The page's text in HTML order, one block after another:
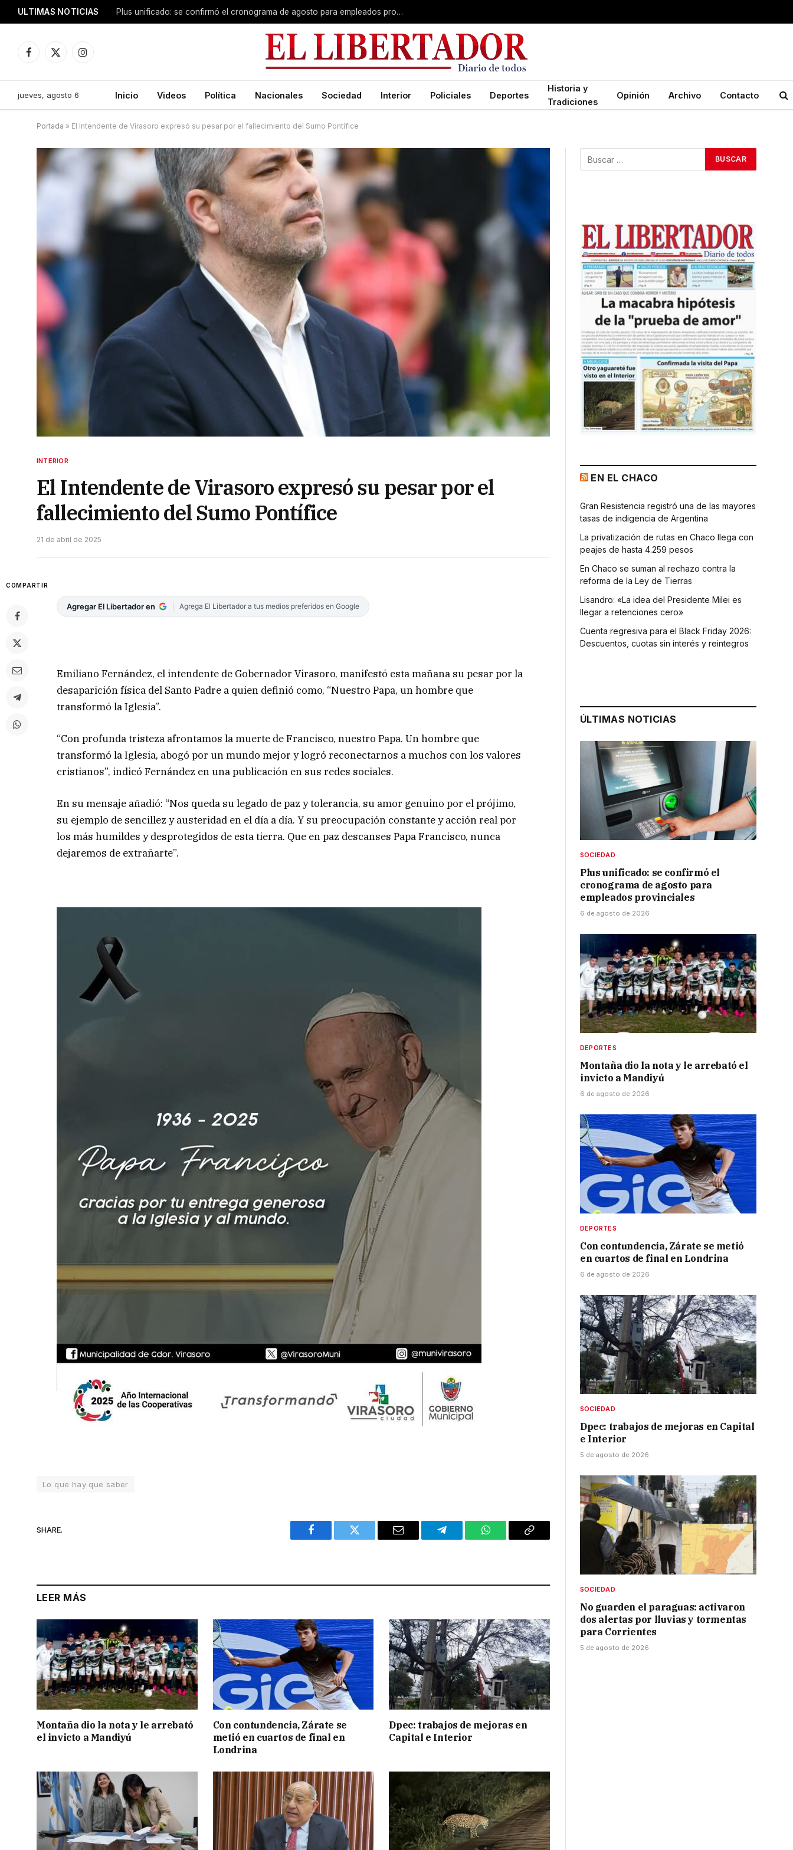
ULTIMAS NOTICIAS Plus unificado: se confirmó el cronograma de agosto para empleados provinciales
Facebook
X
Instagram
jueves, agosto 6 Inicio Videos Política Nacionales Sociedad Interior Policiales Deportes
Historia y
Tradiciones
Opinión Archivo Contacto
Portada » El Intendente de Virasoro expresó su pesar por el fallecimiento del Sumo Pontífice
INTERIOR
El Intendente de Virasoro expresó su pesar por el
fallecimiento del Sumo Pontífice
21 de abril de 2025
COMPARTIR
Agregar El Libertador en Agrega El Libertador a tus medios preferidos en Google
Emiliano Fernández, el intendente de Gobernador Virasoro, manifestó esta mañana su pesar por la
desaparición física del Santo Padre a quien definió como, “Nuestro Papa, un hombre que
transformó la Iglesia”.
“Con profunda tristeza afrontamos la muerte de Francisco, nuestro Papa. Un hombre que
transformó la Iglesia, abogó por un mundo mejor y logró reconectarnos a muchos con los valores
cristianos”, indicó Fernández en una publicación en sus redes sociales.
En su mensaje añadió: “Nos queda su legado de paz y tolerancia, su amor genuino por el prójimo,
su ejemplo de sencillez y austeridad en el día a día. Y su preocupación constante y acción real por
los más humildes y desprotegidos de esta tierra. Que en paz descanses Papa Francisco, nunca
dejaremos de extrañarte”.
Lo que hay que saber
SHARE.
Facebook Twitter Email Telegram WhatsAppCopy
LEER MÁS
Montaña dio la nota y le arrebató
el invicto a Mandiyú
Con contundencia, Zárate se
metió en cuartos de final en
Londrina
Dpec: trabajos de mejoras en
Capital e Interior
EN EL CHACO
Gran Resistencia registró una de las mayores
tasas de indigencia de Argentina
La privatización de rutas en Chaco llega con
peajes de hasta 4.259 pesos
En Chaco se suman al rechazo contra la
reforma de la Ley de Tierras
Lisandro: «La idea del Presidente Milei es
llegar a retenciones cero»
Cuenta regresiva para el Black Friday 2026:
Descuentos, cuotas sin interés y reintegros
ÚLTIMAS NOTICIAS
SOCIEDAD
Plus unificado: se confirmó el
cronograma de agosto para
empleados provinciales
6 de agosto de 2026
DEPORTES
Montaña dio la nota y le arrebató el
invicto a Mandiyú
6 de agosto de 2026
DEPORTES
Con contundencia, Zárate se metió
en cuartos de final en Londrina
6 de agosto de 2026
SOCIEDAD
Dpec: trabajos de mejoras en Capital
e Interior
5 de agosto de 2026
SOCIEDAD
No guarden el paraguas: activaron
dos alertas por lluvias y tormentas
para Corrientes
5 de agosto de 2026